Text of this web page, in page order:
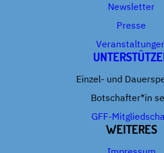
Newsletter
Presse
Einzel- und
Botschafter*in
GFF-
WEITERES